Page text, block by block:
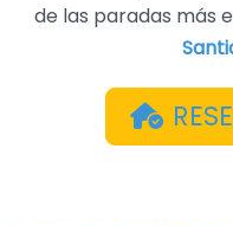
de las paradas más